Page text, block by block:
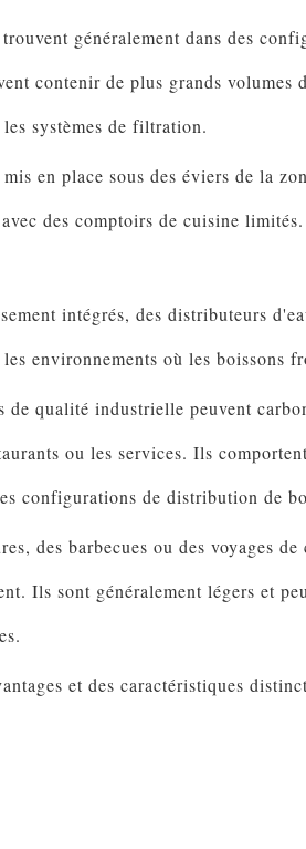
généralement dans des
contenir de plus grands volumes
systèmes de filtration.
en place sous des éviers de la
des comptoirs de cuisine
intégrés, des distributeurs
environnements où les boissons
qualité industrielle peuvent
ou les services. Ils
configurations de distribution de
des barbecues ou des voyages
Ils sont généralement légers et
et des caractéristiques